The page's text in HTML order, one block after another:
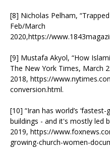
[8] Nicholas Pelham,
Feb/March
2020,https://
[9] Mustafa Akyol, “How
The New York Times, March
2018, https://
conversion.html.
[10] “Iran has world’s
buildings - and it's mostly led
2019, https://
growing-church-women-